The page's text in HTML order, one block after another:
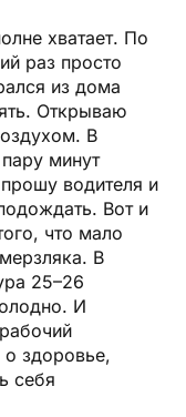
хватает. По
раз просто
из дома
Открываю
В
минут
водителя и
Вот и
что мало
В
25–26
И
о здоровье,
себя